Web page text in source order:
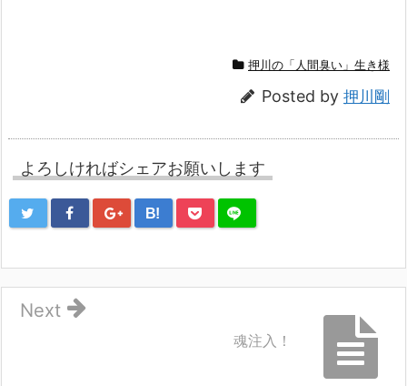
押川の「人間臭い」生き様
Posted by 押川剛
よろしければシェアお願いします
B!
魂注入！
Next